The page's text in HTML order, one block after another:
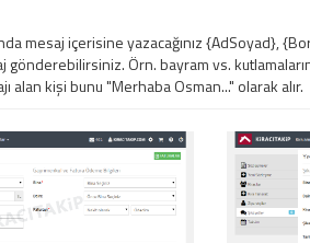
mesaj içerisine yazacağınız {AdSoyad},
Örn. bayram vs.
alan kişi bunu "Merhaba Osman..." olarak alır.